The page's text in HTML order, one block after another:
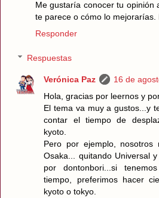
Me gustaría conocer tu opinión
te parece o cómo lo mejorarías.
Responder
Respuestas
Verónica Paz
16 de
Hola, gracias por leernos y
El tema va muy a gustos...y
contar el tiempo de
kyoto.
Pero por ejemplo,
Osaka... quitando Universal
por dontonbori...si
tiempo, preferimos hacer
kyoto o tokyo.